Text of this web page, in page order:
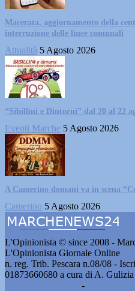
Macerata, aggiornamento della
interruzione delle linee comunali
Attualità 5 Agosto 2026
“Sibillini e Dintorni” dal 20 al 22
Eventi Marche 5 Agosto 2026
A Camerino domani va in scena
Camerino 5 Agosto 2026
L'Opinionista © since 2008 -
L'Opinionista Giornale Online
n. reg. Trib. Pescara n.08/08 -
01873660680 a cura di A. Gulizia
-